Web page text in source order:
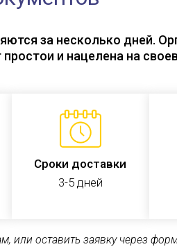
за несколько дней.
и нацелена на
Сроки доставки
3-5 дней
или оставить заявку через